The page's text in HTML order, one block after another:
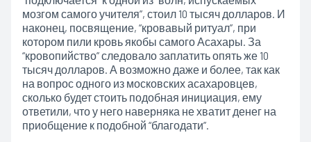
мозгом самого учителя”, стоил 10 тысяч долларов. И
наконец, посвящение, “кровавый ритуал”, при
котором пили кровь якобы самого Асахары. За
“кровопийство” следовало заплатить опять же 10
тысяч долларов. А возможно даже и более, так как
на вопрос одного из московских асахаровцев,
сколько будет стоить подобная инициация, ему
ответили, что у него наверняка не хватит денег на
приобщение к подобной “благодати”.